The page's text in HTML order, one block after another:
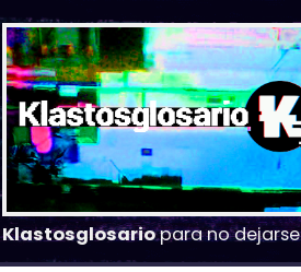
Klastosglosariopara no dejarse